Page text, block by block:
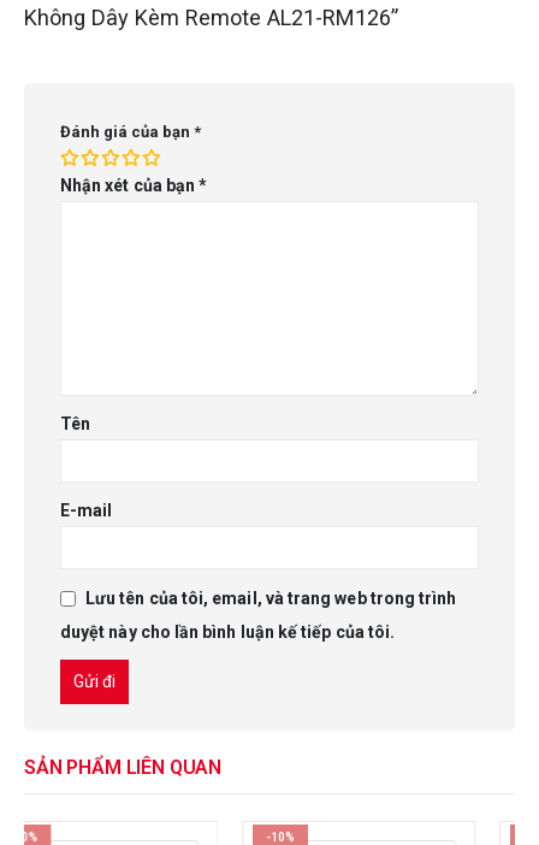
Không Dây Kèm Remote AL21-RM126”
Đánh giá của bạn *
Nhận xét của bạn*
Tên
E-mail
Lưu tên của tôi, email, và trang web trong trình
duyệt này cho lần bình luận kế tiếp của tôi.
SẢN PHẨM LIÊN QUAN